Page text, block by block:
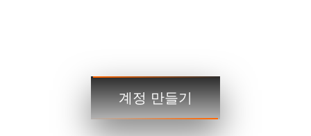
3단계거래
계정 만들기